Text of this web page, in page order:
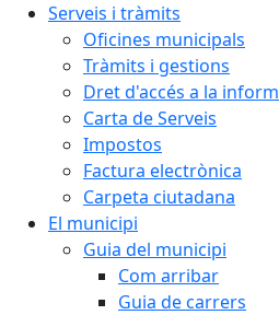
Serveis i tràmits
Oficines municipals
Tràmits i gestions
Dret d'accés a la
Carta de Serveis
Impostos
Factura electrònica
Carpeta ciutadana
El municipi
Guia del municipi
Com arribar
Guia de carrers